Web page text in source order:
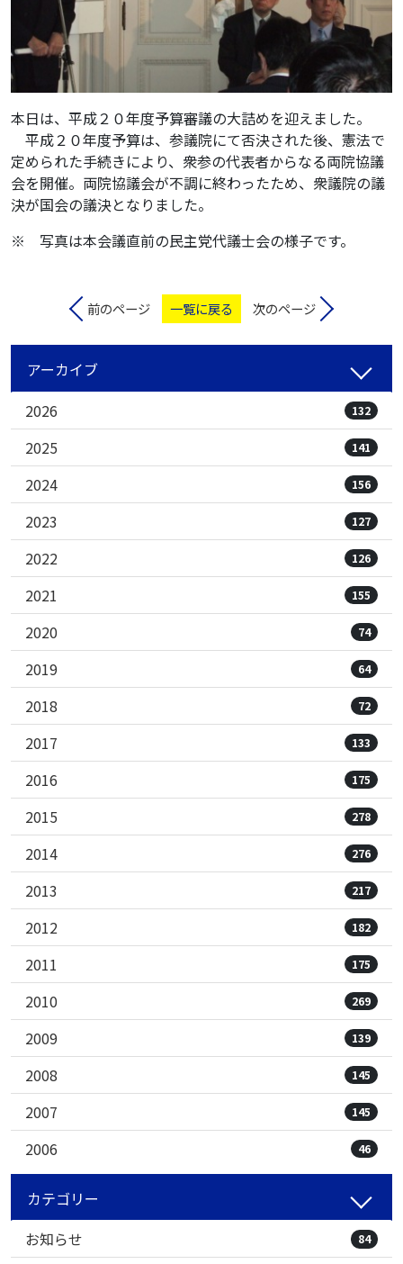
本日は、平成２０年度予算審議の大詰めを迎えました。
平成２０年度予算は、参議院にて否決された後、憲法で
定められた手続きにより、衆参の代表者からなる両院協議
会を開催。両院協議会が不調に終わったため、衆議院の議
決が国会の議決となりました。
※ 写真は本会議直前の民主党代議士会の様子です。
前のページ 一覧に戻る 次のページ
アーカイブ
2026
132
2025 141
2024 156
2023 127
2022 126
2021 155
2020 74
2019 64
2018 72
2017 133
2016 175
2015 278
2014 276
2013 217
2012 182
2011 175
2010 269
2009 139
2008 145
2007 145
2006 46
カテゴリー
お知らせ
84